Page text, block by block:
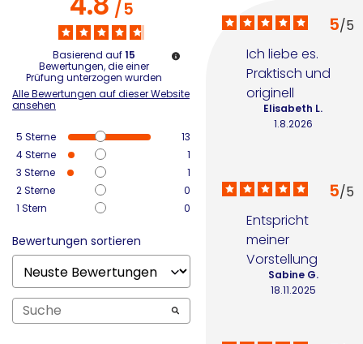
/5
Basierend auf15
Bewertungen, die einer
Prüfung unterzogen wurden
Alle Bewertungen auf dieser Website
ansehen
5 Sterne
13
4Sterne
1
3 Sterne
1
2Sterne
0
1 Stern 0
Bewertungen sortieren
5/5
Ich liebe es.
Praktisch und
originell
1.8.2026
Elisabeth L.
5/5
Entspricht
meiner
Vorstellung
18.11.2025
Sabine G.